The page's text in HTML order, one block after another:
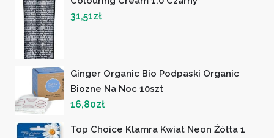
31,51zł
Ginger Organic Bio Podpaski Organic
Biozne Na Noc 10szt
16,80zł
Top Choice Klamra Kwiat Neon Żółta 1